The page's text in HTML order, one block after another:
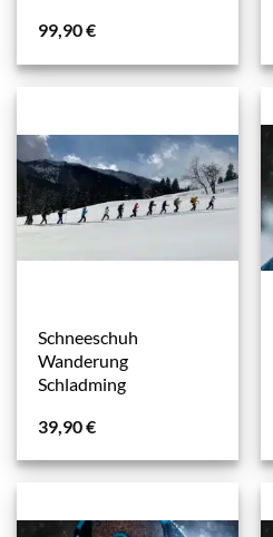
99,90€
Schneeschuh
Wanderung
Schladming
39,90€